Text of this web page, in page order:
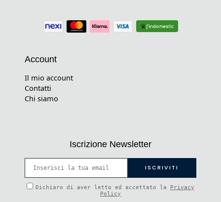
Account
Il mio account
Contatti
Chi siamo
Iscrizione Newsletter
Dichiaro di aver letto ed accettato la Privacy
Policy